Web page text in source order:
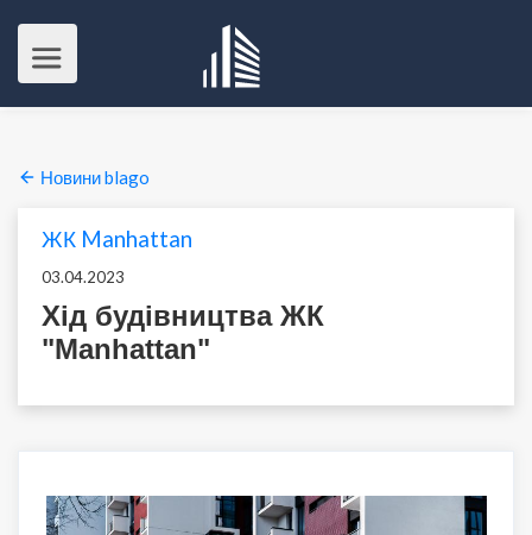
Новини blago
ЖК Manhattan
03.04.2023
Хід будівництва ЖК
"Manhattan"